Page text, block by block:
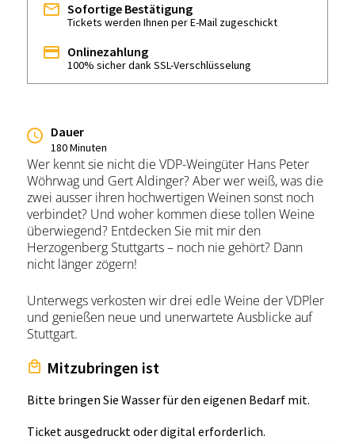
Sofortige Bestätigung
Tickets werden Ihnen per E-Mail zugeschickt
Onlinezahlung
100% sicher dank SSL-Verschlüsselung
Dauer
180 Minuten
Wer kennt sie nicht die VDP-Weingüter Hans Peter
Wöhrwag und Gert Aldinger? Aber wer weiß, was die
zwei ausser ihren hochwertigen Weinen sonst noch
verbindet? Und woher kommen diese tollen Weine
überwiegend? Entdecken Sie mit mir den
Herzogenberg Stuttgarts – noch nie gehört? Dann
nicht länger zögern!
Unterwegs verkosten wir drei edle Weine der VDPler
und genießen neue und unerwartete Ausblicke auf
Stuttgart.
Mitzubringen ist
Bitte bringen Sie Wasser für den eigenen Bedarf mit.
Ticket ausgedruckt oder digital erforderlich.